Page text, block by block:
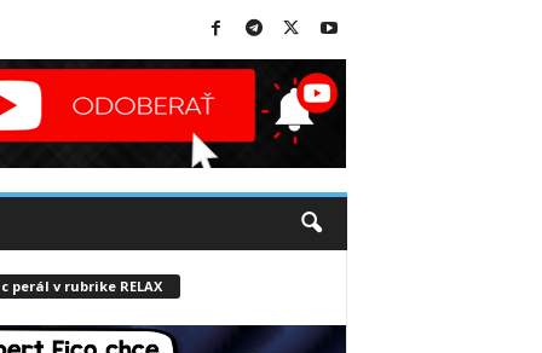
perál v rubrike RELAX